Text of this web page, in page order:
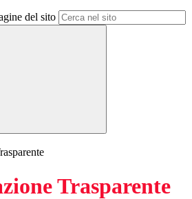
del sito
Trasparente